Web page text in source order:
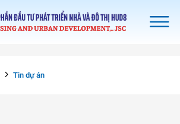
Tin dự án